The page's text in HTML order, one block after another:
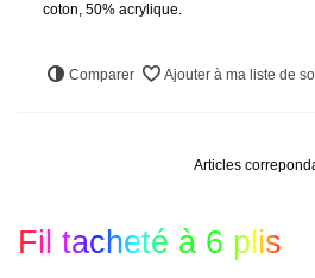
coton, 50% acrylique.
Comparer Ajouter à ma liste de
Articles
Fil tacheté à 6 plis